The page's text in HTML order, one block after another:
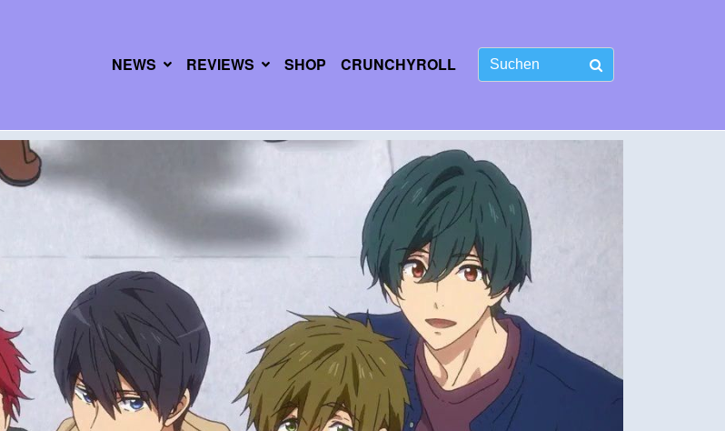
NEWS REVIEWS SHOP CRUNCHYROLL